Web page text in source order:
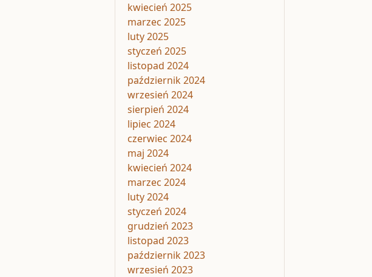
kwiecień 2025
marzec 2025
luty 2025
styczeń 2025
listopad 2024
październik 2024
wrzesień 2024
sierpień 2024
lipiec 2024
czerwiec 2024
maj 2024
kwiecień 2024
marzec 2024
luty 2024
styczeń 2024
grudzień 2023
listopad 2023
październik 2023
wrzesień 2023